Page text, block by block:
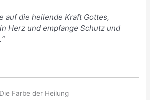
auf die heilende Kraft Gottes,
Herz und empfange Schutz und
Farbe der Heilung